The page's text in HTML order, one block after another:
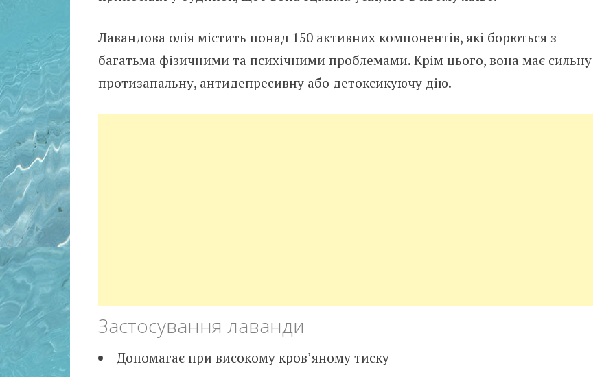
Лавандова олія містить понад 150 активних компонентів, які борються з
багатьма фізичними та психічними проблемами. Крім цього, вона має сильну
протизапальну, антидепресивну або детоксикуючу дію.
Застосування лаванди
Допомагає при високому кров’яному тиску